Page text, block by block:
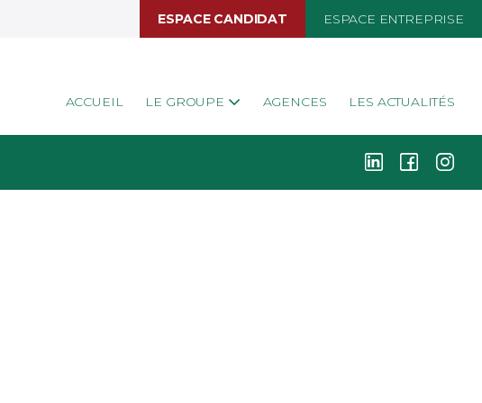
ESPACE CANDIDAT ESPACE ENTREPRISE
ACCUEIL LE GROUPE AGENCES LES ACTUALITÉS
k i j